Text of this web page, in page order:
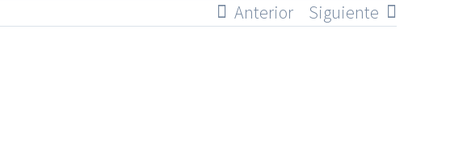
Anterior Siguiente